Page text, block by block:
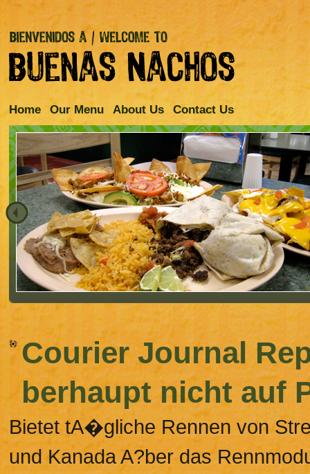
Home Our Menu About Us Contact Us
Courier Journal
berhaupt nicht auf
Bietet tA�gliche Rennen von
und Kanada A?ber das